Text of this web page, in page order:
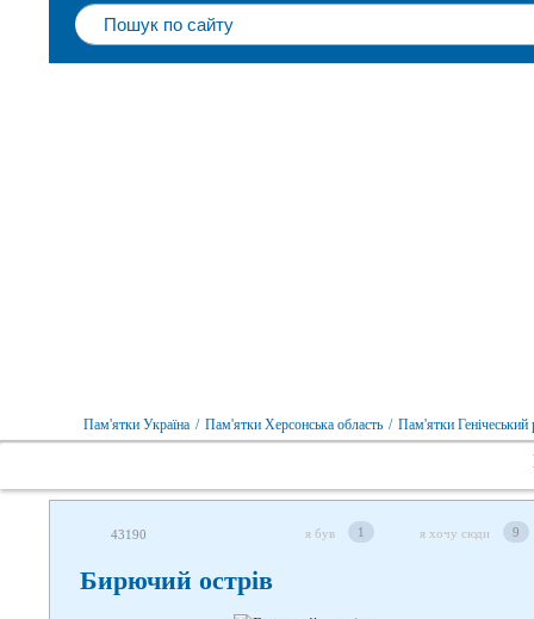
Пам'ятки Україна / Пам'ятки Херсонська область / Пам'ятки Генічеський
43190 я був 1 я хочу сюди 9
Бирючий острів